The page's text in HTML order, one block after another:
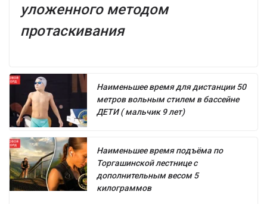
уложенного методом
протаскивания
Наименьшее время для дистанции 50
метров вольным стилем в бассейне
ДЕТИ ( мальчик 9 лет)
Наименьшее время подъёма по
Торгашинской лестнице с
дополнительным весом 5
килограммов